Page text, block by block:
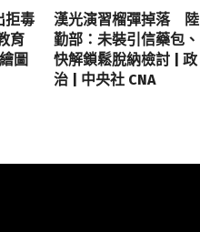
拒毒
育
圖
漢光演習榴彈掉落 陸
勤部：未裝引信藥包、
快解鎖鬆脫納檢討 | 政
治 | 中央社 CNA